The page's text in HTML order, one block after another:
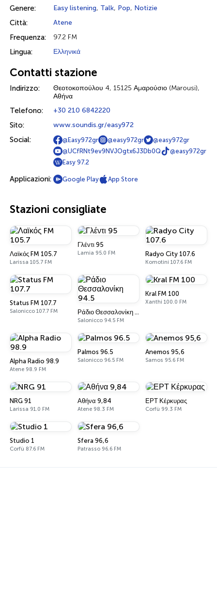
Genere: Easy listening, Talk, Pop, Notizie
Città: Atene
Frequenza: 97.2 FM
Lingua: Ελληνικά
Contatti stazione
Indirizzo:
Θεοτοκοπούλου 4, 15125 Αμαρούσιο (Marousi),
Αθήνα
Telefono: +30 210 6842220
Sito: www.soundis.gr/easy972
Social: @Easy972gr @easy972gr
@easy972gr
@UCfRNt9ev9NVJOgtx6J3Db0Q
@easy972gr
Easy 97.2
Applicazioni: Google Play App Store
Stazioni consigliate
Λαϊκός FM 105.7
Larissa 105.7 FM
Γλέντι 95
Lamia 95.0 FM Radyo City 107.6
Komotini 107.6 FM
Status FM 107.7
Salonicco 107.7 FM Ράδιο Θεσσαλονίκη 94.5
Salonicco 94.5 FM
Kral FM 100
Xanthi 100.0 FM
Alpha Radio 98.9
Atene 98.9 FM
Palmos 96.5
Salonicco 96.5 FM
Anemos 95,6
Samos 95.6 FM
NRG 91
Larissa 91.0 FM
Αθήνα 9,84
Atene 98.3 FM
ΕΡΤ Κέρκυρας
Corfù 99.3 FM
Studio 1
Corfù 87.6 FM
Sfera 96,6
Patrasso 96.6 FM